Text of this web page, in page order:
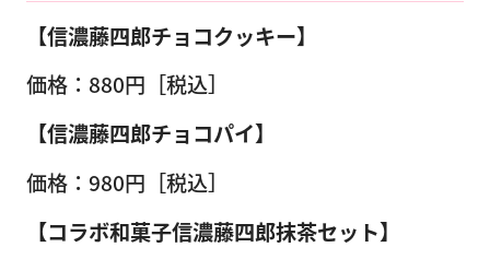
【信濃藤四郎チョコクッキー】
価格：880円［税込］
【信濃藤四郎チョコパイ】
価格：980円［税込］
【コラボ和菓子信濃藤四郎抹茶セット】